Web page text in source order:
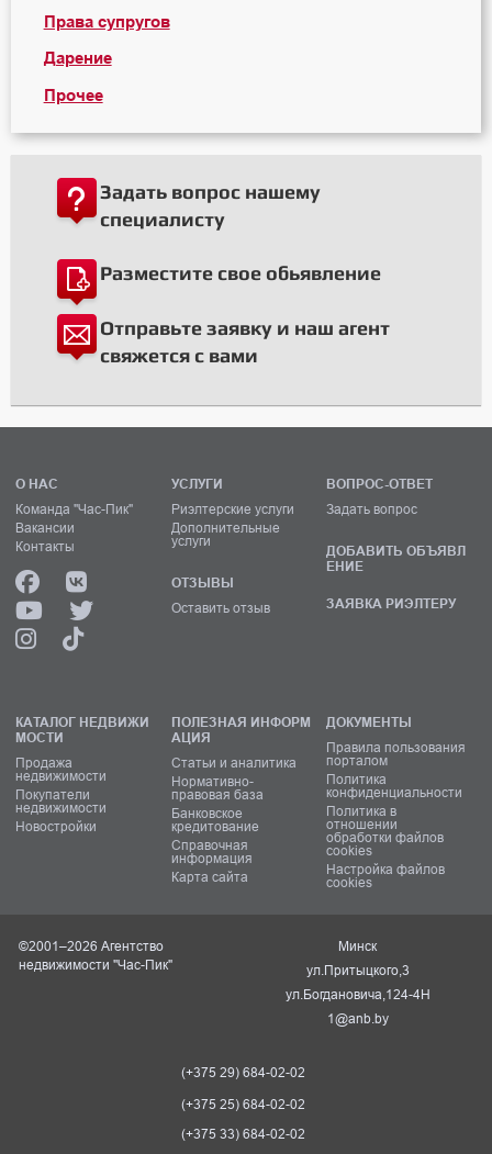
Права супругов
Дарение
Прочее
Задать вопрос нашему
специалисту
Разместите свое обьявление
Отправьте заявку и наш агент
свяжется с вами
О НАС
Команда "Час-Пик"
Вакансии
Контакты
УСЛУГИ
Риэлтерские услуги
Дополнительные
услуги
ОТЗЫВЫ
Оставить отзыв
ВОПРОС-ОТВЕТ
Задать вопрос
ДОБАВИТЬ ОБЪЯВЛ
ЕНИЕ
ЗАЯВКА РИЭЛТЕРУ
КАТАЛОГ НЕДВИЖИ
МОСТИ
Продажа
недвижимости
Покупатели
недвижимости
Новостройки
ПОЛЕЗНАЯ ИНФОРМ
АЦИЯ
Статьи и аналитика
Нормативно-
правовая база
Банковское
кредитование
Справочная
информация
Карта сайта
ДОКУМЕНТЫ
Правила пользования
порталом
Политика
конфиденциальности
Политика в
отношении
обработки файлов
cookies
Настройка файлов
cookies
©2001–2026 Агентство
недвижимости "Час-Пик"
Минск
ул.Притыцкого,3
ул.Богдановича,124-4Н
1@anb.by
(+375 29) 684-02-02
(+375 25) 684-02-02
(+375 33) 684-02-02